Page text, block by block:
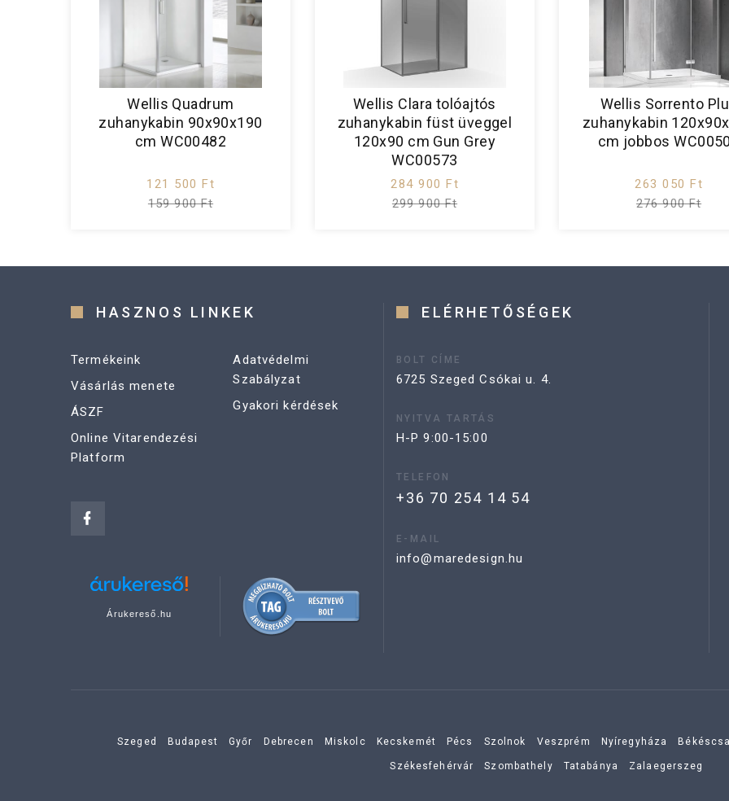
Wellis Quadrum
zuhanykabin 90x90x190
cm WC00482
121 500 Ft
159 900 Ft
Wellis Clara tolóajtós
zuhanykabin füst üveggel
120x90 cm Gun Grey
WC00573
284 900 Ft
299 900 Ft
Wellis Sorrento
zuhanykabin
cm jobbos
263 050 Ft
276 900 Ft
HASZNOS LINKEK
Termékeink
Vásárlás menete
ÁSZF
Online Vitarendezési
Platform
Adatvédelmi
Szabályzat
Gyakori kérdések
Árukereső.hu
ELÉRHETŐSÉGEK
BOLT CÍME
6725 Szeged Csókai u. 4.
NYITVA TARTÁS
H-P 9:00-15:00
TELEFON
+36 70 254 14 54
E-MAIL
info@maredesign.hu
Szeged Budapest Győr Debrecen Miskolc Kecskemét Pécs Szolnok Veszprém Nyíregyháza
Székesfehérvár Szombathely Tatabánya Zalaegerszeg